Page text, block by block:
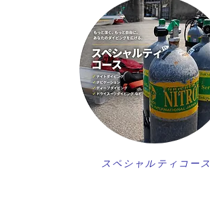
スペシャルティコース